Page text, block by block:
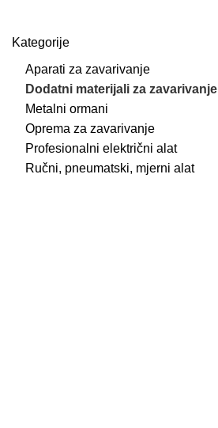
Kategorije
Aparati za zavarivanje
Dodatni materijali za zavarivanje
Metalni ormani
Oprema za zavarivanje
Profesionalni električni alat
Ručni, pneumatski, mjerni alat